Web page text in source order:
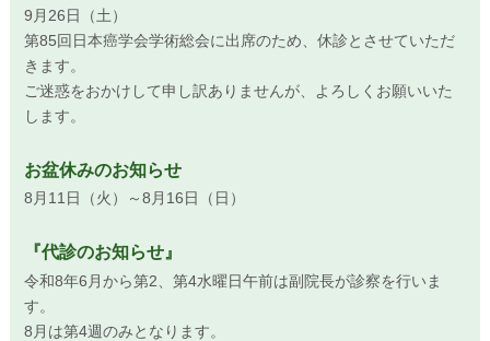
9月26日（土）
第85回日本癌学会学術総会に出席のため、休診とさせていただ
きます。
ご迷惑をおかけして申し訳ありませんが、よろしくお願いいた
します。
お盆休みのお知らせ
8月11日（火）～8月16日（日）
『代診のお知らせ』
令和8年6月から第2、第4水曜日午前は副院長が診察を行いま
す。
8月は第4週のみとなります。